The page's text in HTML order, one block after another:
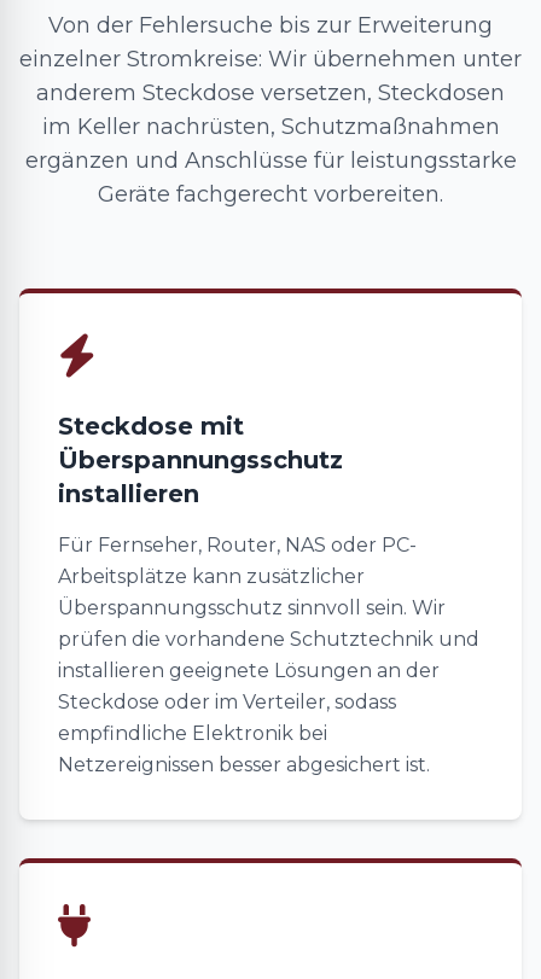
Von der Fehlersuche bis zur Erweiterung
einzelner Stromkreise: Wir übernehmen unter
anderem Steckdose versetzen, Steckdosen
im Keller nachrüsten, Schutzmaßnahmen
ergänzen und Anschlüsse für leistungsstarke
Geräte fachgerecht vorbereiten.
Steckdose mit
Überspannungsschutz
installieren
Für Fernseher, Router, NAS oder PC-
Arbeitsplätze kann zusätzlicher
Überspannungsschutz sinnvoll sein. Wir
prüfen die vorhandene Schutztechnik und
installieren geeignete Lösungen an der
Steckdose oder im Verteiler, sodass
empfindliche Elektronik bei
Netzereignissen besser abgesichert ist.